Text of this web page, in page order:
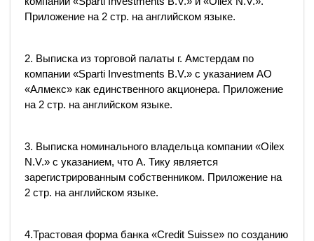
Приложение на 2 стр. на английском языке.
2. Выписка из торговой палаты г. Амстердам по
компании «Sparti Investments B.V.» с указанием АО
«Алмекс» как единственного акционера. Приложение
на 2 стр. на английском языке.
3. Выписка номинального владельца компании «Oilex
N.V.» c указанием, что А. Тику является
зарегистрированным собственником. Приложение на
2 стр. на английском языке.
4.Трастовая форма банка «Credit Suisse» по созданию